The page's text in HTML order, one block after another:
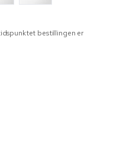
bestillingen er